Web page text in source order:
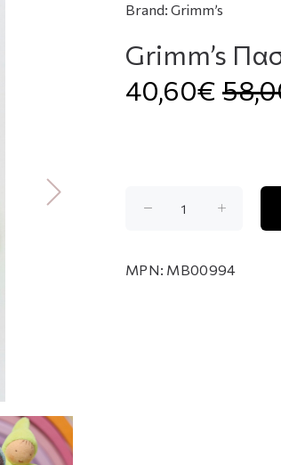
Brand: Grimm’s
Grimm’s
40,60€
MPN: MB00994